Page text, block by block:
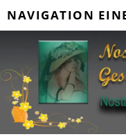
NAVIGATION